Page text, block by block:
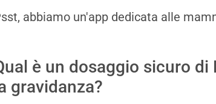
abbiamo un'app dedicata alle
è un dosaggio sicuro
gravidanza?